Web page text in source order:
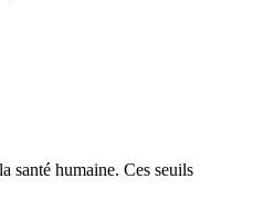
santé humaine. Ces seuils